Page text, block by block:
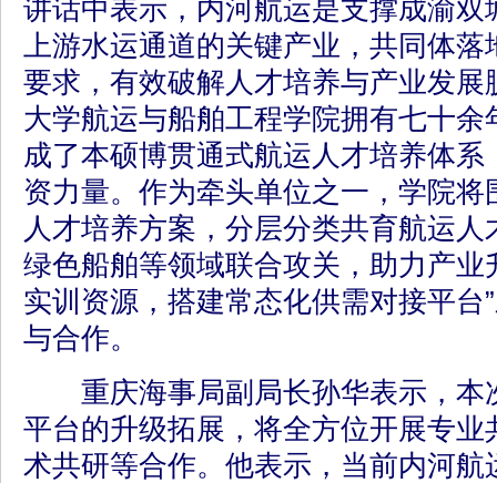
讲话中表示，内河航运是支撑成渝双
上游水运通道的关键产业，共同体落
要求，有效破解人才培养与产业发展
大学航运与船舶工程学院拥有七十
成了本硕博贯通式航运人才培养体
资力量。作为牵头单位之一，学院将
人才培养方案，分层分类共育航运
绿色船舶等领域联合攻关，助力产业
实训资源，搭建常态化供需对接平台
与合作。
重庆海事局副局长孙华表示，本
平台的升级拓展，将全方位开展专业
术共研等合作。他表示，当前内河航